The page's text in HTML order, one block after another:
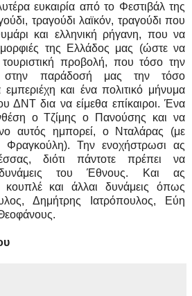
ευκαιρία από το Φεστιβάλ της
τραγούδι λαϊκόν, τραγούδι που
και ελληνική ρήγανη, που να
της Ελλάδος μας (ώστε να
τουριστική προβολή, που τόσο την
στην παράδοσή μας την τόσο
και ένα πολιτικό μήνυμα
ΔΝΤ δια να είμεθα επίκαιροι. Ένα
ο Τζίμης ο Πανούσης και να
αυτός ημπορεί, ο Νταλάρας (με
Την ενοχήστρωσι ας
διότι πάντοτε πρέπει να
δυνάμεις του Έθνους. Και ας
κουπλέ και άλλαι δυνάμεις όπως
Δημήτρης Ιατρόπουλος, Εύη